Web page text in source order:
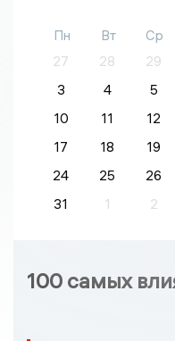
Пн Вт Ср
27
28 29
3
4 5
10
11 12
17
18 19
24
25 26
31
1 2
100 самых